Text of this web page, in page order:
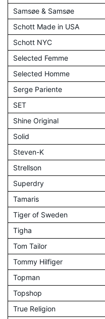
Samsøe & Samsøe
Schott Made in USA
Schott NYC
Selected Femme
Selected Homme
Serge Pariente
SET
Shine Original
Solid
Steven-K
Strellson
Superdry
Tamaris
Tiger of Sweden
Tigha
Tom Tailor
Tommy Hilfiger
Topman
Topshop
True Religion